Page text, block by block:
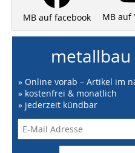
MB auf facebook MB auf
» Online vorab – Artikel im
» kostenfrei & monatlich
» jederzeit kündbar